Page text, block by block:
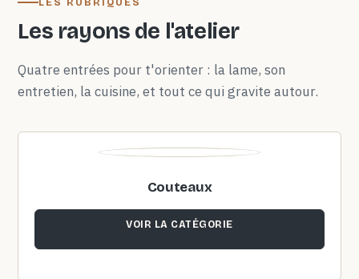
Les rayons de l'atelier
Quatre entrées pour t'orienter : la lame, son
entretien, la cuisine, et tout ce qui gravite autour.
Couteaux
VOIR LA CATÉGORIE